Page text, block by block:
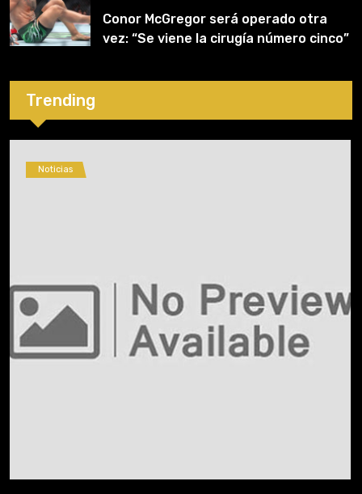
Conor McGregor será operado otra
vez: “Se viene la cirugía número cinco”
Trending
Noticias